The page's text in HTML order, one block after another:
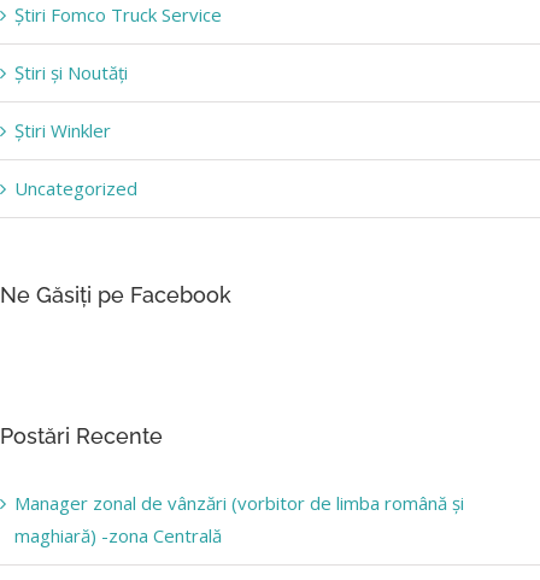
Știri Fomco Truck Service
Știri și Noutăți
Știri Winkler
Uncategorized
Ne Găsiți pe Facebook
Postări Recente
Manager zonal de vânzări (vorbitor de limba română și
maghiară) -zona Centrală